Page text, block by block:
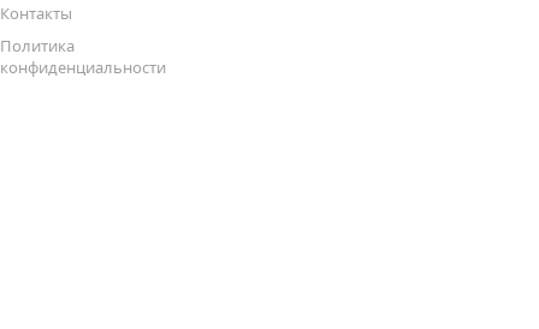
Контакты
Политика
конфиденциальности